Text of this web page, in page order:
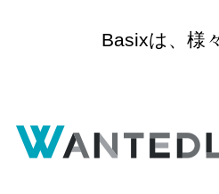
Basixは、様